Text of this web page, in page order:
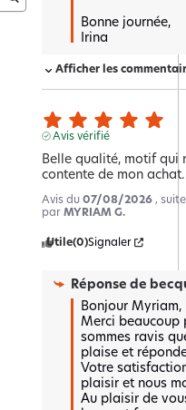
Bonne journée,
Irina
Afficher les
Avis vérifié
Belle qualité, motif qui
contente de mon
Avis du 07/08/2026 ,
par MYRIAM G.
Utile(0)Signaler
Réponse de
Bonjour
Merci beaucoup
sommes ravis
plaise et
Votre
plaisir et nous
Au plaisir de